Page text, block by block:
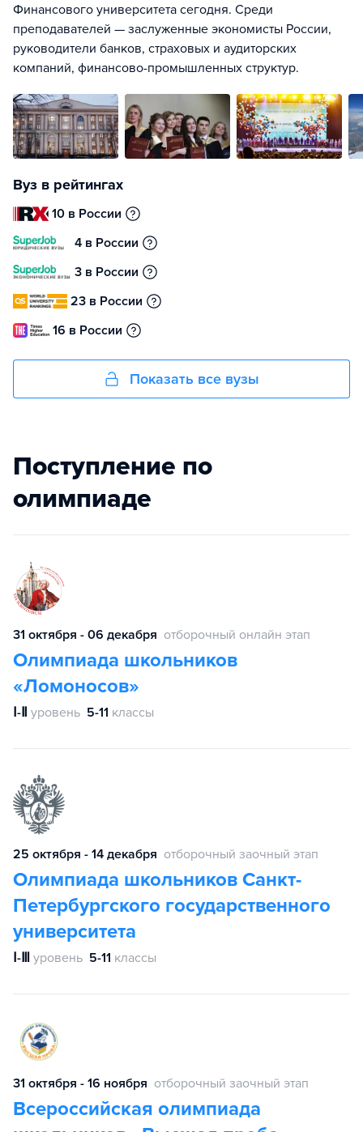
Финансового университета сегодня. Среди
преподавателей — заслуженные экономисты России,
руководители банков, страховых и аудиторских
компаний, финансово-промышленных структур.
Вуз в рейтингах
10 в России
4 в России
3 в России
23 в России
16 в России
Показать все вузы
Поступление по
олимпиаде
31 октября - 06 декабря отборочный онлайн этап
Олимпиада школьников
«Ломоносов»
Ⅰ-Ⅱ уровень 5-11 классы
25 октября - 14 декабря отборочный заочный этап
Олимпиада школьников Санкт-
Петербургского государственного
университета
Ⅰ-Ⅲ уровень 5-11 классы
31 октября - 16 ноября отборочный заочный этап
Всероссийская олимпиада